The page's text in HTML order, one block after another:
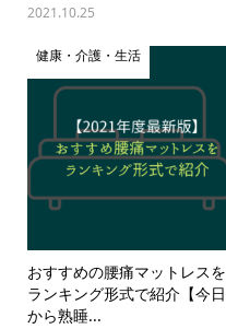
2021.10.25
健康・介護・生活
おすすめの腰痛マットレスを
ランキング形式で紹介【今日
から熟睡...